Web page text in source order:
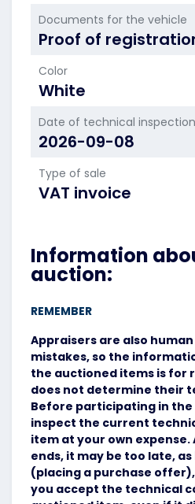
Documents for the vehicle
Proof of
Color
White
Date of technical inspection
2026-09-08
Type of sale
VAT invoice
Information
auction:
REMEMBER
Appraisers are also
mistakes, so the
the auctioned items is for
does not determine their
Before participating in
inspect the current
item at your own
ends, it may be too late,
(placing a purchase
you accept the technical